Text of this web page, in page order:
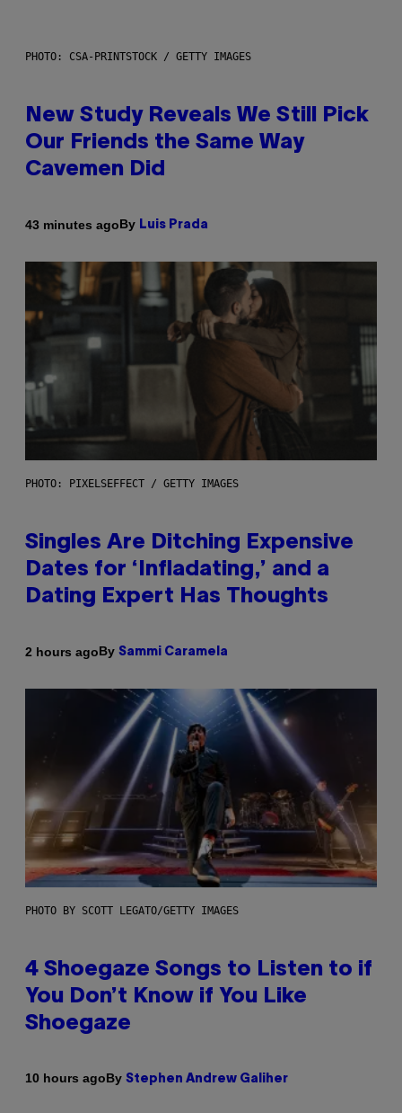
PHOTO: CSA-PRINTSTOCK / GETTY IMAGES
New Study Reveals We Still Pick
Our Friends the Same Way
Cavemen Did
43 minutes agoBy Luis Prada
PHOTO: PIXELSEFFECT / GETTY IMAGES
Singles Are Ditching Expensive
Dates for ‘Infladating,’ and a
Dating Expert Has Thoughts
2 hours agoBy Sammi Caramela
PHOTO BY SCOTT LEGATO/GETTY IMAGES
4 Shoegaze Songs to Listen to if
You Don’t Know if You Like
Shoegaze
10 hours agoBy Stephen Andrew Galiher